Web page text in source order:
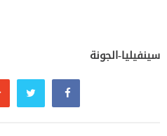
سينفيليا-الجونة